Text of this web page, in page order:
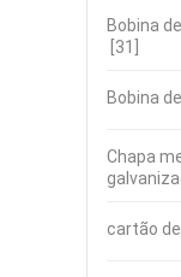
Bobina
[31]
Bobina
Chapa
cartão